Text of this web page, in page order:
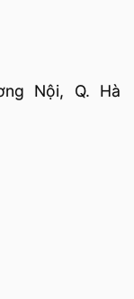
Nội, Q. Hà